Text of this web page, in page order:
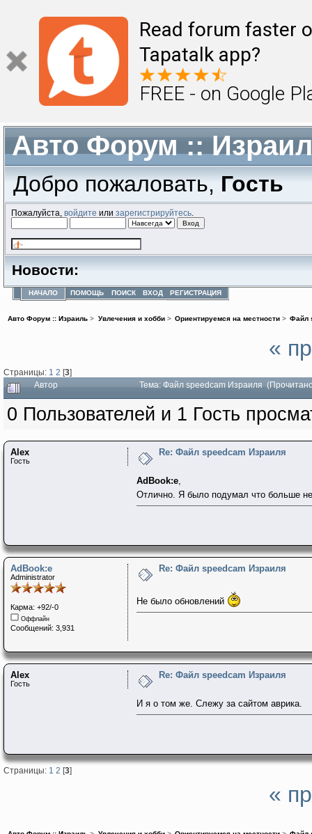
Read forum faster
Tapatalk app?
FREE - on Google
Авто Форум ::
Добро пожаловать,Гость
Пожалуйста,войдите илизарегистрируйтесь
Новости:
НАЧАЛО ПОМОЩЬ ПОИСК ВХОД РЕГИСТРАЦИЯ
Авто Форум :: Израиль > Увлечения и хобби> Ориентируемся на местности> Файл
«
Страницы: 1 2 [3]
Автор Тема: Файл speedcam Израиля
0 Пользователей и 1 Гость
Alex
Гость
Re: Файл speedcam Израиля
AdBook:e,
Oтлично. Я было подумал что больше
AdBook:e
Administrator
Карма: +92/-0
Оффлайн
Сообщений: 3,931
Re: Файл speedcam Израиля
Не было обновлений
Alex
Гость
Re: Файл speedcam Израиля
И я о том же. Слежу за сайтом аврика.
Страницы: 1 2 [3]
«